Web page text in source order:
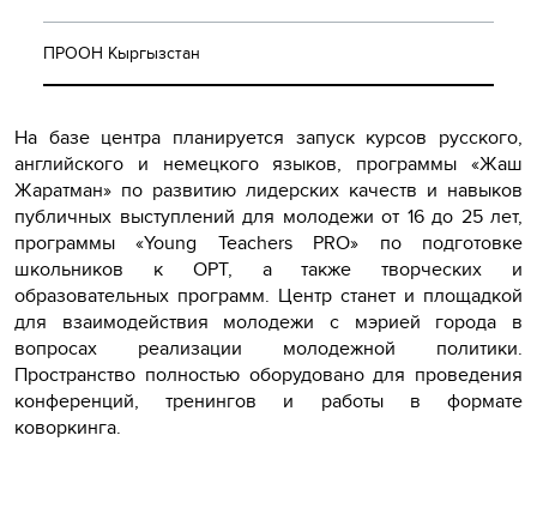
ПРООН Кыргызстан
На базе центра планируется запуск курсов русского,
английского и немецкого языков, программы «Жаш
Жаратман» по развитию лидерских качеств и навыков
публичных выступлений для молодежи от 16 до 25 лет,
программы «Young Teachers PRO» по подготовке
школьников к ОРТ, а также творческих и
образовательных программ. Центр станет и площадкой
для взаимодействия молодежи с мэрией города в
вопросах реализации молодежной политики.
Пространство полностью оборудовано для проведения
конференций, тренингов и работы в формате
коворкинга.